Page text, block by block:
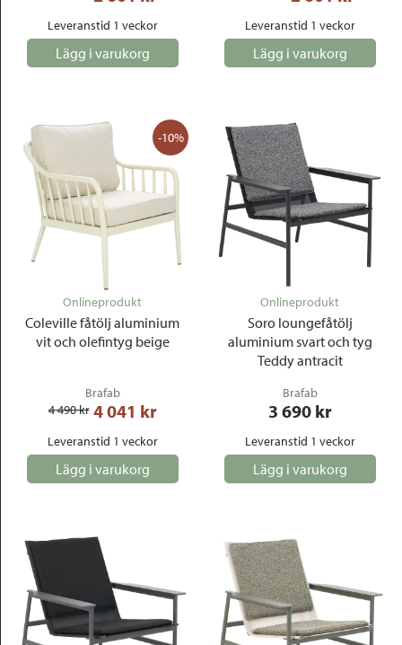
Leveranstid 1 veckor
Lägg i varukorg
Leveranstid 1 veckor
Lägg i varukorg
-10%
Coleville fåtölj aluminium
vit och olefintyg beige
Onlineprodukt
Brafab
4 490 kr 4 041 kr
Leveranstid 1 veckor
Lägg i varukorg
Soro loungefåtölj
aluminium svart och tyg
Teddy antracit
Onlineprodukt
Brafab
3 690 kr
Leveranstid 1 veckor
Lägg i varukorg